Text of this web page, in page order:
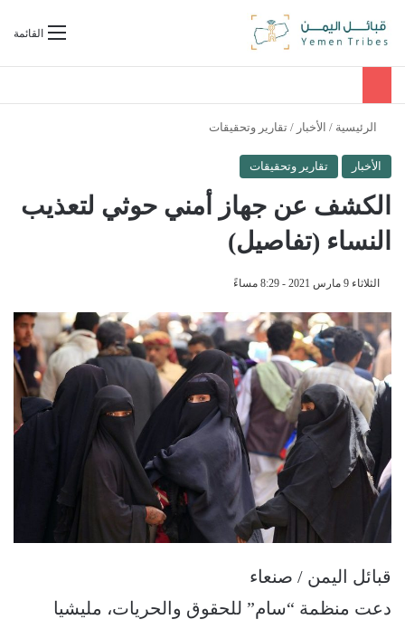
القائمةبحث عن
الرئيسية / الأخبار / تقارير وتحقيقات
الأخبار تقارير وتحقيقات
الكشف عن جهاز أمني حوثي لتعذيب
النساء (تفاصيل)
الثلاثاء 9 مارس 2021 - 8:29 مساءً
قبائل اليمن / صنعاء
دعت منظمة “سام” للحقوق والحريات، مليشيا